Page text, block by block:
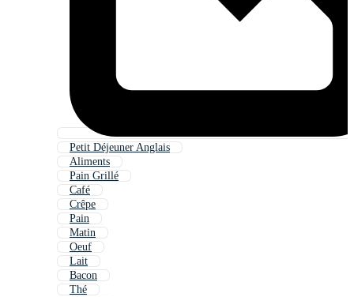
Petit Déjeuner Anglais
Aliments
Pain Grillé
Café
Crêpe
Pain
Matin
Oeuf
Lait
Bacon
Thé